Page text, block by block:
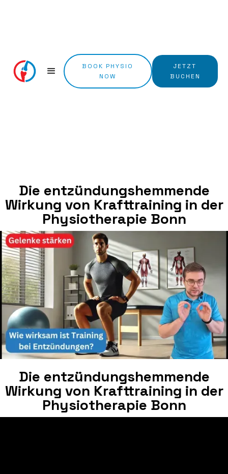
BOOK PHYSIO
NOW
JETZT
BUCHEN
Die entzündungshemmende
Wirkung von Krafttraining in der
Physiotherapie Bonn
Die entzündungshemmende
Wirkung von Krafttraining in der
Physiotherapie Bonn